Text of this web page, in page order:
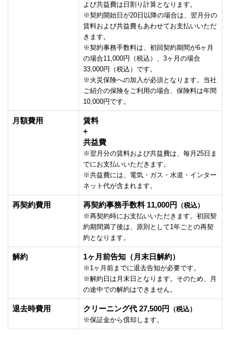
よび共益費は日割り計算となります。
※契約開始日が20日以降の場合は、翌月分の
賃料および共益費もあわせてお支払いいただ
きます。
※契約事務手数料は、初回契約期間が6ヶ月
の場合11,000円（税込）、3ヶ月の場合
33,000円（税込）です。
※火災保険への加入が必須となります。当社
ご紹介の保険をご利用の場合、保険料は年間
10,000円です。
月額費用
賃料
+
共益費
※翌月分の賃料および共益費は、毎月25日ま
でにお支払いいただきます。
※共益費には、電気・ガス・水道・インター
ネット代が含まれます。
再契約費用 再契約事務手数料 11,000円
（税込）
※再契約時にお支払いいただきます。初回契
約期間満了後は、原則として1年ごとの再契
約となります。
解約 1ヶ月前告知（月末日解約）
※1ヶ月前までに退去告知が必要です。
※解約日は月末日となります。そのため、月
の途中での解約はできません。
退去時費用 クリーニング代 27,500円
（税込）
※保証金から償却します。